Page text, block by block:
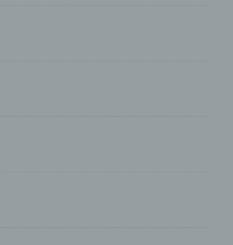
Pflege,
Kundendienstes
an Dritte nur,
für andere